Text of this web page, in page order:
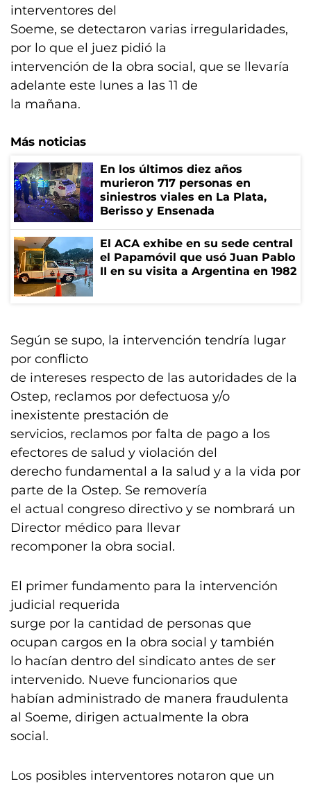
interventores del
Soeme, se detectaron varias irregularidades,
por lo que el juez pidió la
intervención de la obra social, que se llevaría
adelante este lunes a las 11 de
la mañana.
Más noticias
En los últimos diez años
murieron 717 personas en
siniestros viales en La Plata,
Berisso y Ensenada
El ACA exhibe en su sede central
el Papamóvil que usó Juan Pablo
II en su visita a Argentina en 1982
Según se supo, la intervención tendría lugar
por conflicto
de intereses respecto de las autoridades de la
Ostep, reclamos por defectuosa y/o
inexistente prestación de
servicios, reclamos por falta de pago a los
efectores de salud y violación del
derecho fundamental a la salud y a la vida por
parte de la Ostep. Se removería
el actual congreso directivo y se nombrará un
Director médico para llevar
recomponer la obra social.
El primer fundamento para la intervención
judicial requerida
surge por la cantidad de personas que
ocupan cargos en la obra social y también
lo hacían dentro del sindicato antes de ser
intervenido. Nueve funcionarios que
habían administrado de manera fraudulenta
al Soeme, dirigen actualmente la obra
social.
Los posibles interventores notaron que un